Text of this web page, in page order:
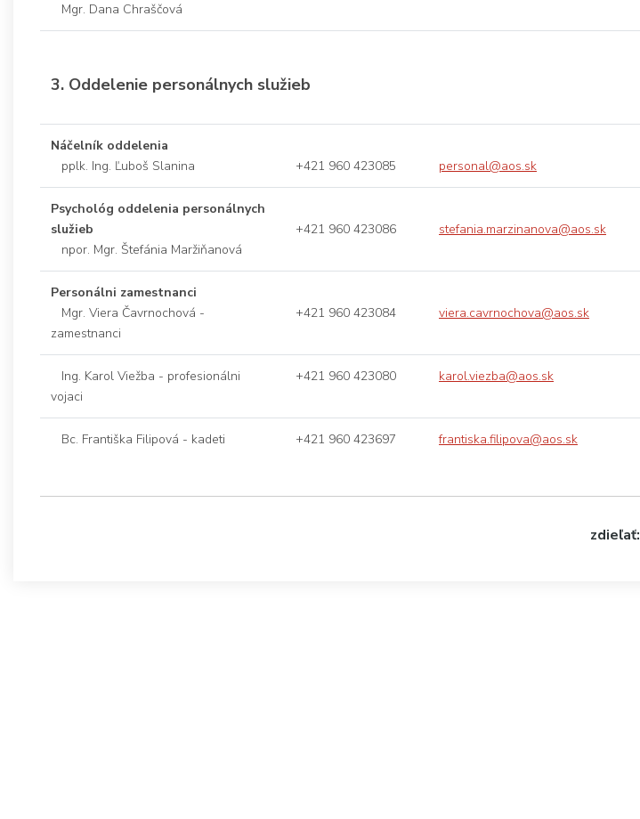
Mgr. Dana Chraščová
3. Oddelenie personálnych služieb
Náčelník oddelenia
pplk. Ing. Ľuboš Slanina
+421 960 423085 personal@aos.sk
Psychológ oddelenia personálnych
služieb
npor. Mgr. Štefánia Maržiňanová
+421 960 423086 stefania.marzinanova@aos.sk
Personálni zamestnanci
Mgr. Viera Čavrnochová -
zamestnanci
+421 960 423084 viera.cavrnochova@aos.sk
Ing. Karol Viežba - profesionálni
vojaci
+421 960 423080 karol.viezba@aos.sk
Bc. Františka Filipová - kadeti +421 960 423697 frantiska.filipova@aos.sk
zdieľať: